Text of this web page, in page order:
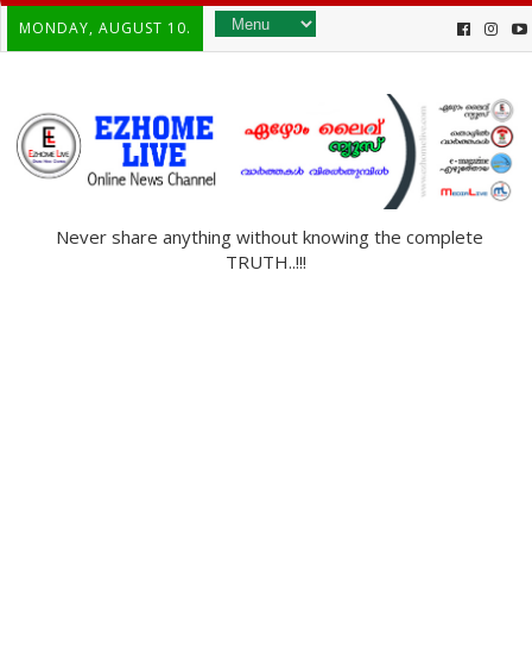
MONDAY, AUGUST 10.
Never share anything without knowing the complete
TRUTH..!!!